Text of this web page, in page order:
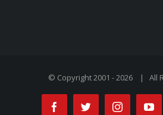
© Copyright 2001 -2026 | All
FacebookTwitterInstagram